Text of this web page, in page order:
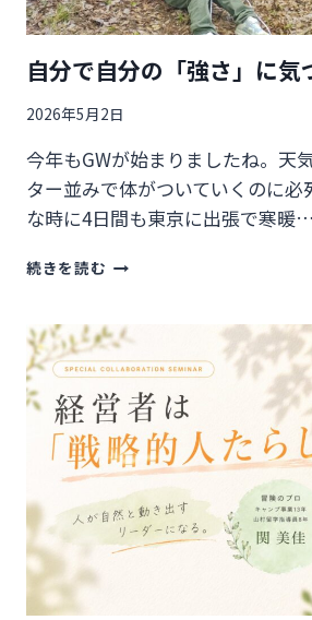
自分で自分の「強さ」に気
2026年5月2日
今年もGWが始まりましたね。天
ター並みで体がついていくのに必
な時に4日間も東京に出張で寒暖…
続きを読む
自
分
の
「強
さ」
に
気
く
瞬
間